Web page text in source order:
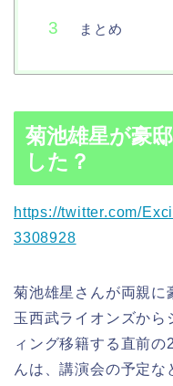
まとめ
菊池雄星が豪
した？
https://twitter.com/
3308928
菊池雄星さんが両親に
玉西武ライオンズから
ィング移籍する直前
んは、講演会の予定な